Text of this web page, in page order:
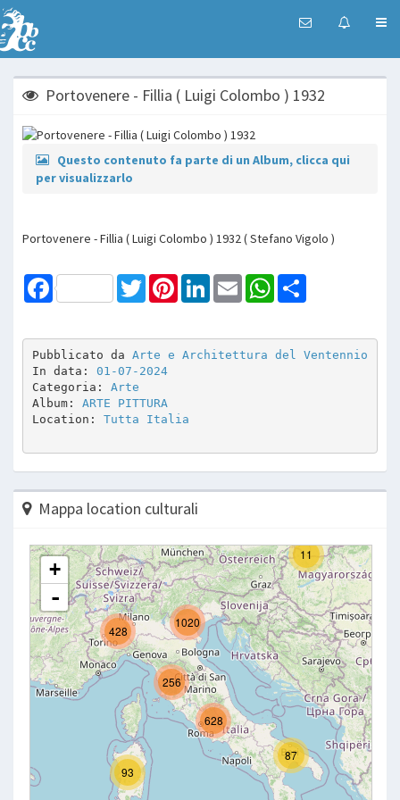
Portovenere - Fillia ( Luigi Colombo ) 1932
Questo contenuto fa parte di un Album, clicca qui
per visualizzarlo
Portovenere - Fillia ( Luigi Colombo ) 1932 ( Stefano Vigolo )
Facebook TwitterPinterestLinkedInEmail WhatsApp
Pubblicato da Arte e Architettura del Ventennio
In data: 01-07-2024
Categoria: Arte
Album: ARTE PITTURA
Location: Tutta Italia
Mappa location culturali